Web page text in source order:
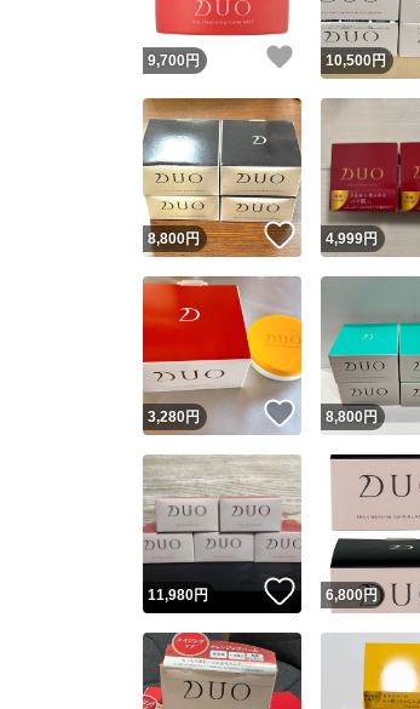
9,700 円 いいね！
10,500円
8,800円 いいね！
4,999円
3,280円 いいね！
8,800円
11,980円 いいね！
6,800円